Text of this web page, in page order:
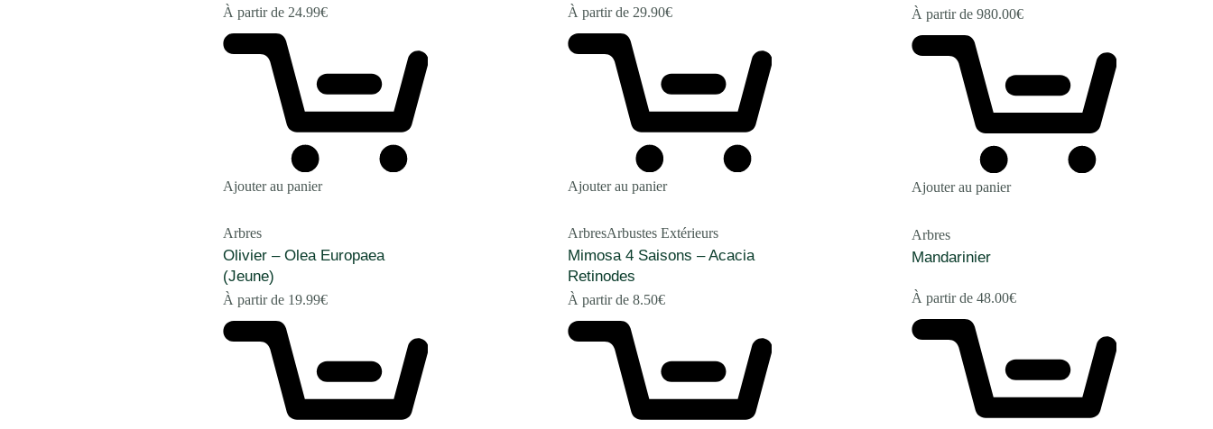
À partir de 24.99€
Ajouter au panier
À partir de 29.90€
Ajouter au panier
À partir de980.00€
Ajouter au panier
Arbres
Olivier – Olea Europaea
(Jeune)
À partir de 19.99€
ArbresArbustes Extérieurs
Mimosa 4 Saisons – Acacia
Retinodes
À partir de 8.50€
Arbres
Mandarinier
À partir de48.00€